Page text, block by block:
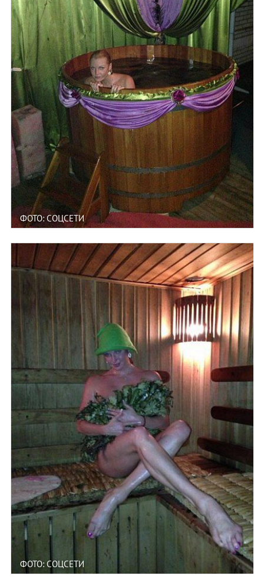
ФОТО: СОЦСЕТИ
ФОТО: СОЦСЕТИ